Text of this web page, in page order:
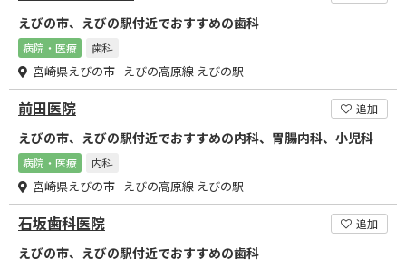
えびの市、えびの駅付近でおすすめの歯科
病院・医療 歯科
宮崎県えびの市 えびの高原線 えびの駅
前田医院 追加
えびの市、えびの駅付近でおすすめの内科、胃腸内科、小児科
病院・医療 内科
宮崎県えびの市 えびの高原線 えびの駅
石坂歯科医院 追加
えびの市、えびの駅付近でおすすめの歯科